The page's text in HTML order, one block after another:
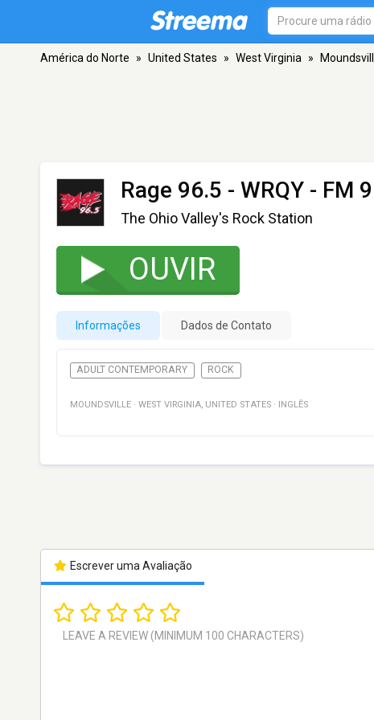
América do Norte » United States » West Virginia »
Rage 96.5 - WRQY - FM
The Ohio Valley's Rock Station
OUVIR
Informações Dados de Contato
ADULT CONTEMPORARY ROCK
MOUNDSVILLE · WEST VIRGINIA, UNITED STATES · INGLÊS
Escrever uma Avaliação